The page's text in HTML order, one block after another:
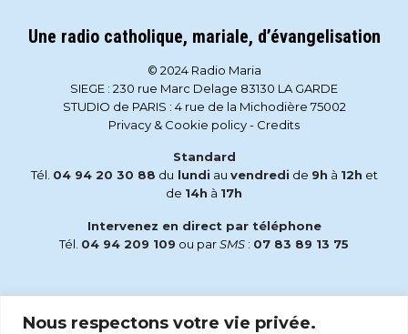
Nous respectons votre vie privée.
Une radio catholique, mariale, d’évangelisation
© 2024 Radio Maria
SIEGE : 230 rue Marc Delage 83130 LA GARDE
STUDIO de PARIS : 4 rue de la Michodière 75002
Privacy & Cookie policy- Credits
Standard
Tél. 04 94 20 30 88 du lundi au vendredi de 9h à 12h et
de 14h à 17h
Intervenez en direct par téléphone
Tél. 04 94 209 109 ou parSMS : 07 83 89 13 75
accueil@radiomaria.fr